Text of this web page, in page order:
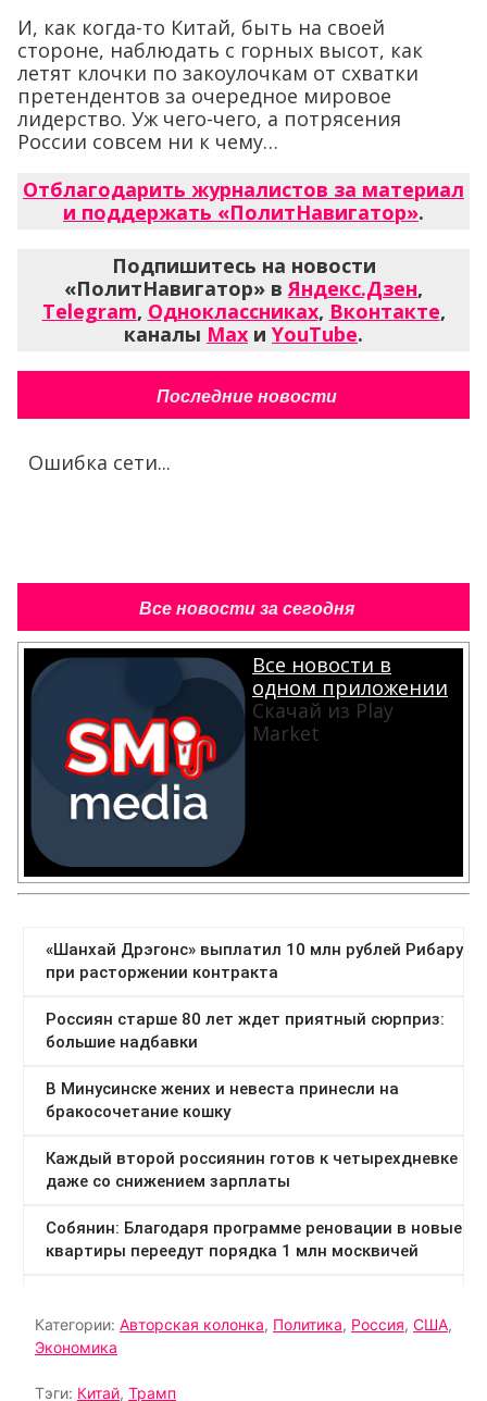
И, как когда-то Китай, быть на своей
стороне, наблюдать с горных высот, как
летят клочки по закоулочкам от схватки
претендентов за очередное мировое
лидерство. Уж чего-чего, а потрясения
России совсем ни к чему…
Отблагодарить журналистов за материал
и поддержать «ПолитНавигатор».
Подпишитесь на новости
«ПолитНавигатор» вЯндекс.Дзен,
Telegram, Одноклассниках, Вконтакте,
каналы Max и YouTube.
Последние новости
Ошибка сети...
Все новости за сегодня
Все новости в
одном приложении
Скачай из Play
Market
Категории: Авторская колонка, Политика, Россия, США,
Экономика
Тэги: Китай, Трамп